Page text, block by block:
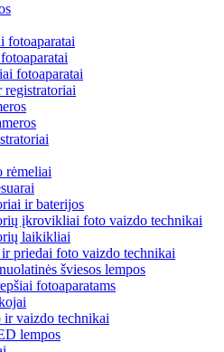
fotoaparatai
fotoaparatai
registratoriai
rėmeliai
ir baterijos
įkrovikliai foto vaizdo technikai
laikikliai
priedai foto vaizdo technikai
šviesos lempos
fotoaparatams
ir vaizdo technikai
lempos